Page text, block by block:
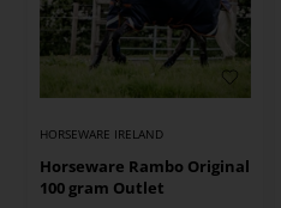
HORSEWARE IRELAND
Horseware Rambo Original
100 gram Outlet